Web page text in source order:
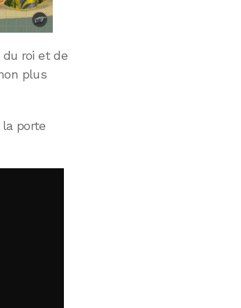
du roi et de
plus
la porte